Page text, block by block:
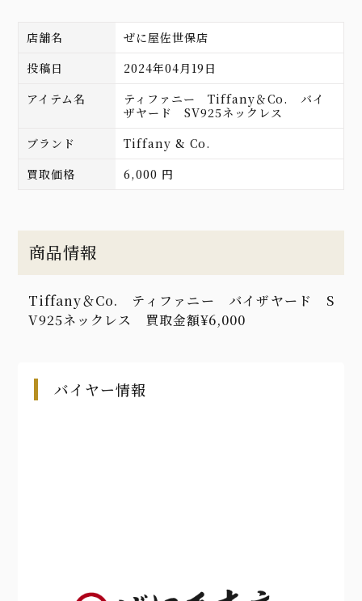
店舗名
ぜに屋佐世保店
投稿日
2024年04月19日
アイテム名
ティファニー Tiffany＆Co. バイ
ザヤード SV925ネックレス
ブランド
Tiffany & Co.
買取価格
6,000 円
商品情報
Tiffany＆Co. ティファニー バイザヤード S
V925ネックレス 買取金額¥6,000
バイヤー情報